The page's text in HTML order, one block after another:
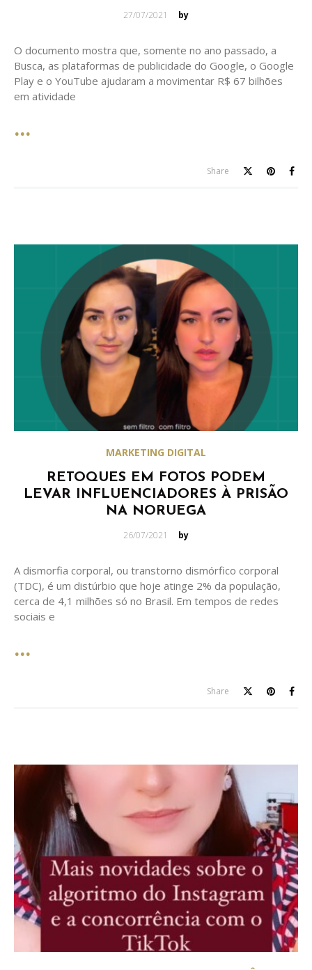
Posted
27/07/2021 by
O documento mostra que, somente no ano passado, a
Busca, as plataformas de publicidade do Google, o Google
Play e o YouTube ajudaram a movimentar R$ 67 bilhões
em atividade
Share
MARKETING DIGITAL
RETOQUES EM FOTOS PODEM
LEVAR INFLUENCIADORES À PRISÃO
NA NORUEGA
Posted
26/07/2021 by
A dismorfia corporal, ou transtorno dismórfico corporal
(TDC), é um distúrbio que hoje atinge 2% da população,
cerca de 4,1 milhões só no Brasil. Em tempos de redes
sociais e
Share